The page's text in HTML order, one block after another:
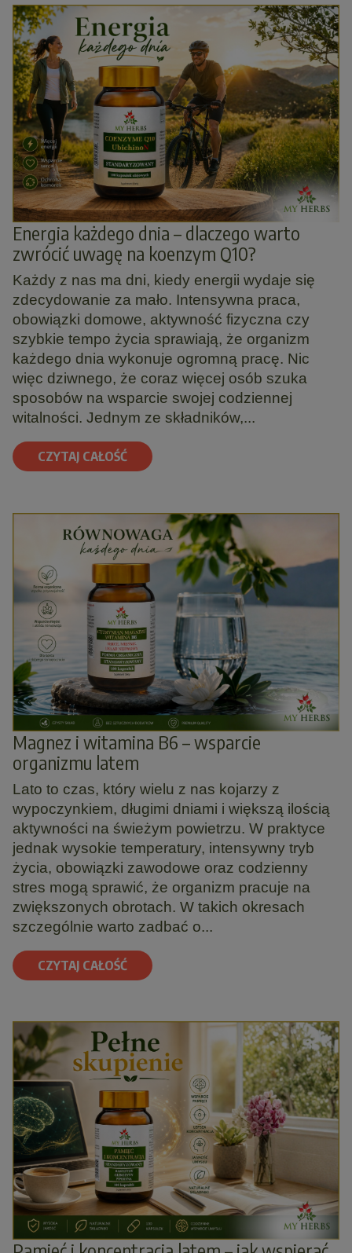
Energia każdego dnia – dlaczego warto
zwrócić uwagę na koenzym Q10?
Każdy z nas ma dni, kiedy energii wydaje się
zdecydowanie za mało. Intensywna praca,
obowiązki domowe, aktywność fizyczna czy
szybkie tempo życia sprawiają, że organizm
każdego dnia wykonuje ogromną pracę. Nic
więc dziwnego, że coraz więcej osób szuka
sposobów na wsparcie swojej codziennej
witalności. Jednym ze składników,...
CZYTAJ CAŁOŚĆ
Magnez i witamina B6 – wsparcie
organizmu latem
Lato to czas, który wielu z nas kojarzy z
wypoczynkiem, długimi dniami i większą ilością
aktywności na świeżym powietrzu. W praktyce
jednak wysokie temperatury, intensywny tryb
życia, obowiązki zawodowe oraz codzienny
stres mogą sprawić, że organizm pracuje na
zwiększonych obrotach. W takich okresach
szczególnie warto zadbać o...
CZYTAJ CAŁOŚĆ